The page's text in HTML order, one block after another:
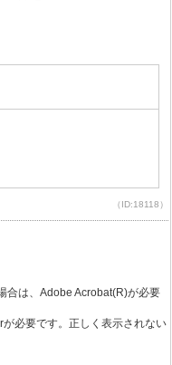
（ID:18118）
合は、Adobe Acrobat(R)が必要
必要です。正しく表示されない